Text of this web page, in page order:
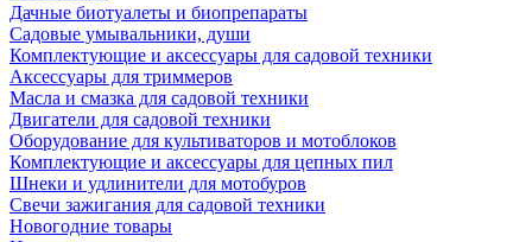
Дачные биотуалеты и биопрепараты
Садовые умывальники, души
Комплектующие и аксессуары для садовой техники
Аксессуары для триммеров
Масла и смазка для садовой техники
Двигатели для садовой техники
Оборудование для культиваторов и мотоблоков
Комплектующие и аксессуары для цепных пил
Шнеки и удлинители для мотобуров
Свечи зажигания для садовой техники
Новогодние товары